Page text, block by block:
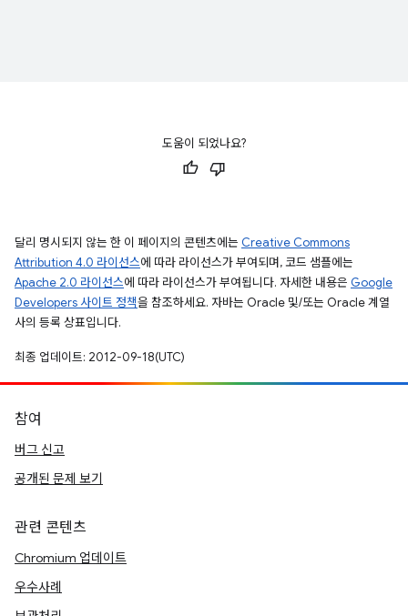
도움이 되었나요?
달리 명시되지 않는 한 이 페이지의 콘텐츠에는 Creative Commons
Attribution 4.0 라이선스에 따라 라이선스가 부여되며, 코드 샘플에는
Apache 2.0 라이선스에 따라 라이선스가 부여됩니다. 자세한 내용은 Google
Developers 사이트 정책을 참조하세요. 자바는 Oracle 및/또는 Oracle 계열
사의 등록 상표입니다.
최종 업데이트: 2012-09-18(UTC)
참여
버그 신고
공개된 문제 보기
관련 콘텐츠
Chromium 업데이트
우수사례